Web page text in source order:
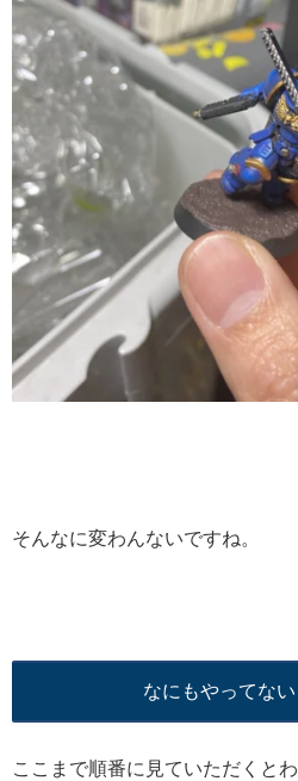
そんなに変わんないですね。
なにもやってな
ここまで順番に見ていただくと